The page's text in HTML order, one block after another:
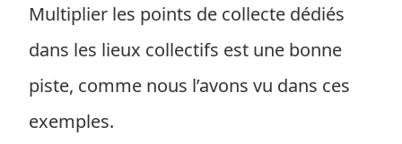
Multiplier les points de collecte dédiés
dans les lieux collectifs est une bonne
piste, comme nous l’avons vu dans ces
exemples.